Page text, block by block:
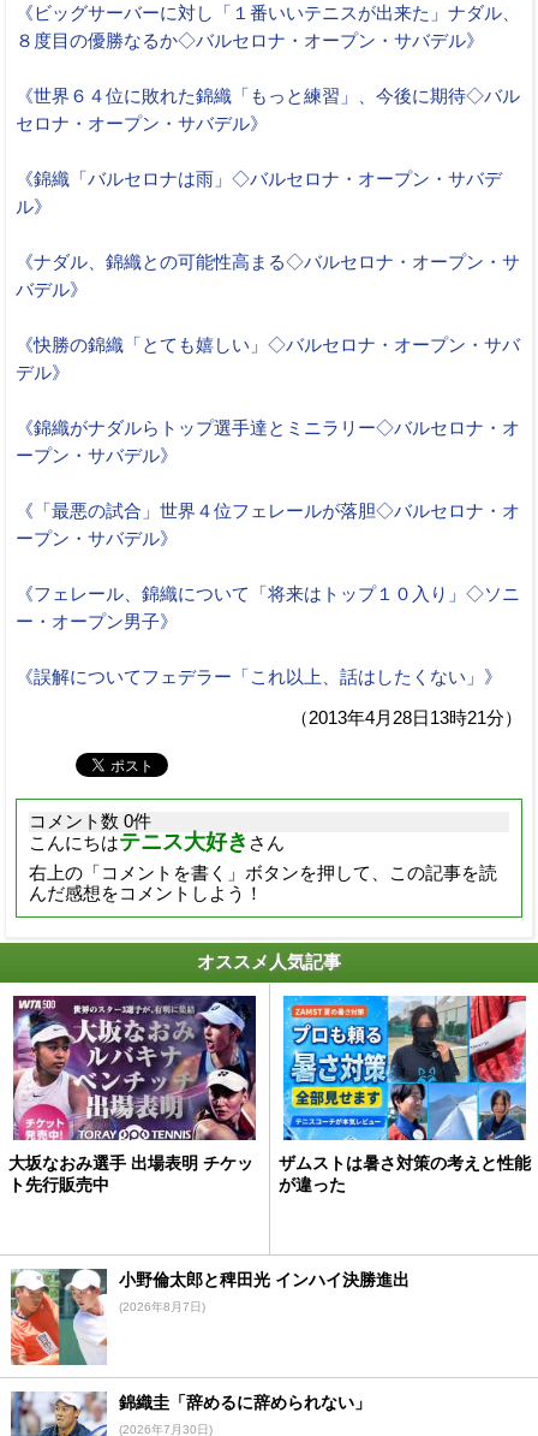
《ビッグサーバーに対し「１番いいテニスが出来た」ナダル、
８度目の優勝なるか◇バルセロナ・オープン・サバデル》
《世界６４位に敗れた錦織「もっと練習」、今後に期待◇バル
セロナ・オープン・サバデル》
《錦織「バルセロナは雨」◇バルセロナ・オープン・サバデ
ル》
《ナダル、錦織との可能性高まる◇バルセロナ・オープン・サ
バデル》
《快勝の錦織「とても嬉しい」◇バルセロナ・オープン・サバ
デル》
《錦織がナダルらトップ選手達とミニラリー◇バルセロナ・オ
ープン・サバデル》
《「最悪の試合」世界４位フェレールが落胆◇バルセロナ・オ
ープン・サバデル》
《フェレール、錦織について「将来はトップ１０入り」◇ソニ
ー・オープン男子》
《誤解についてフェデラー「これ以上、話はしたくない」》
（2013年4月28日13時21分）
コメント数 0件
こんにちはテニス大好き さん
右上の「コメントを書く」ボタンを押して、この記事を読
んだ感想をコメントしよう！
オススメ人気記事
大坂なおみ選手 出場表明 チケッ
ト先行販売中
ザムストは暑さ対策の考えと性能
が違った
小野倫太郎と稗田光 インハイ決勝進出
(2026年8月7日)
錦織圭「辞めるに辞められない」
(2026年7月30日)